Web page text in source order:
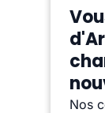
Nos